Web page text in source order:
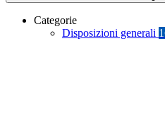
Categorie
Disposizioni generali